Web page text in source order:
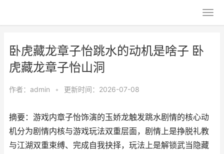
卧虎藏龙章子怡跳水的动机是啥子 卧
虎藏龙章子怡山洞
作者： admin • 更新时间：2026-07-08
摘要：游戏内章子怡饰演的玉娇龙触发跳水剧情的核心动
机分为剧情内核与游戏玩法双重层面，剧情上是挣脱礼教
与江湖双重束缚、完成自我抉择，玩法上是解锁武当隐藏